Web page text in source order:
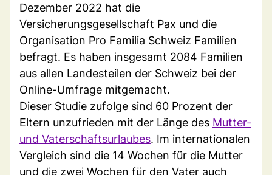
Dezember 2022 hat die
Versicherungsgesellschaft Pax und die
Organisation Pro Familia Schweiz Familien
befragt. Es haben insgesamt 2084 Familien
aus allen Landesteilen der Schweiz bei der
Online-Umfrage mitgemacht.
Dieser Studie zufolge sind 60 Prozent der
Eltern unzufrieden mit der Länge des Mutter-
und Vaterschaftsurlaubes. Im internationalen
Vergleich sind die 14 Wochen für die Mutter
und die zwei Wochen für den Vater auch